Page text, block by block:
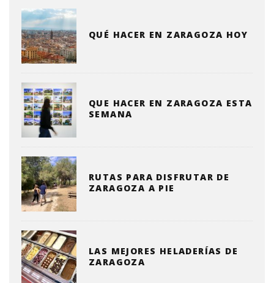
QUÉ HACER EN ZARAGOZA HOY
QUE HACER EN ZARAGOZA ESTA
SEMANA
RUTAS PARA DISFRUTAR DE
ZARAGOZA A PIE
LAS MEJORES HELADERÍAS DE
ZARAGOZA